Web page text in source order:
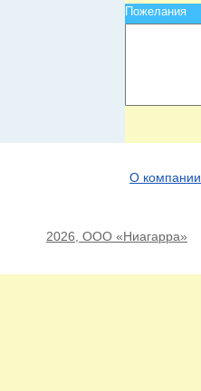
Пожелания
О компании
2026, ООО «Ниагарра»